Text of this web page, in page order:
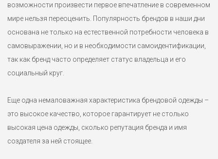
возможности произвести первое впечатление в современном
мире нельзя переоценить. Популярность брендов в наши дни
основана не только на естественной потребности человека в
самовыражении, но и в необходимости самоидентификации,
так как бренд часто определяет статус владельца и его
социальный круг.
Еще одна немаловажная характеристика брендовой одежды –
это высокое качество, которое гарантирует не столько
высокая цена одежды, сколько репутация бренда и имя
создателя за ней стоящее.